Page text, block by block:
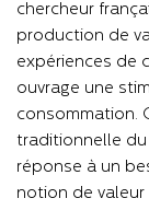
chercheur
production de
expériences de
ouvrage une
consommation.
traditionnelle du
réponse à un
notion de